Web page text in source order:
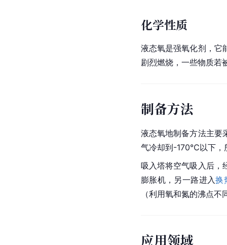
化学性质
液态氧是强氧化剂，它
剧烈燃烧，一些物质若
制备方法
液态氧地制备方法主要
气冷却到-170℃以下，
吸入塔将空气吸入后，
膨胀机，另一路进入换
（利用氧和氮的沸点
应用领域